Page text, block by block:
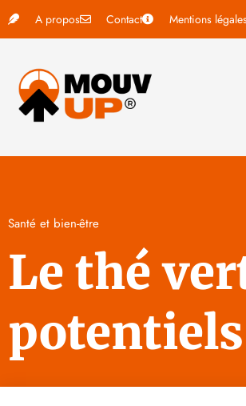
A propos Contact Mentions
Santé et bien-être
Le thé